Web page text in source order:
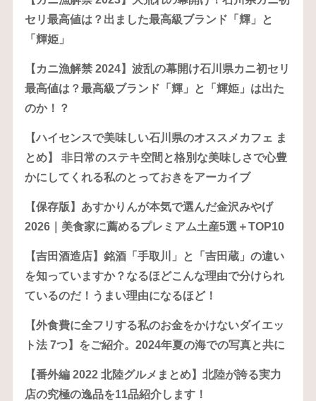
セリ最高値は？出ました最高級ブランド「輝」と
「輝姫」
【カニ漁解禁 2024】波乱の幕開け石川県カニ初セリ
最高値は？最高級ブランド「輝」と「輝姫」は出た
のか！？
【ハイセンスで美味しい石川県のオススメカフェ ま
とめ】 非日常のステキ空間と格別な美味しさで心豊
かにしてくれる私のとっておきをアーカイブ
【保存版】あすかりんが本気で選んだ金沢みやげ
2026｜美食家に薦めるプレミアム土産5選＋TOP10
【吉田酒造店】銘酒「手取川」と「吉田蔵」の違い
を知っていますか？なるほどこんな理由で分けられ
ているのだ！うまい理由になるほど！
【外食費に全フリする私のお金をかけないダイエッ
ト法 7つ】をご紹介。2024年夏の海での写真と共に
【番外編 2022 北陸グルメまとめ】北陸が誇る実力
店の究極の逸品を11品紹介します！